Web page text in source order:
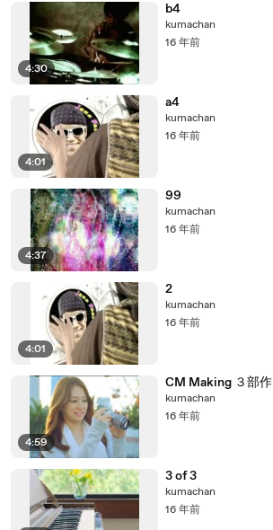
4:30
b4
kumachan
16 年前
4:01
a4
kumachan
16 年前
4:37
99
kumachan
16 年前
4:01
2
kumachan
16 年前
4:59
CM Making ３部作
kumachan
16 年前
3 of 3
kumachan
16 年前